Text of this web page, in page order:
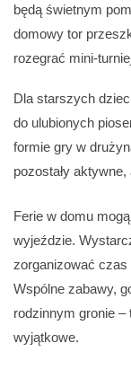
będą świetnym
domowy tor
rozegrać mini-
Dla starszych
do ulubionych
formie gry w
pozostały
Ferie w domu
wyjeździe.
zorganizować czas
Wspólne zabawy,
rodzinnym gronie
wyjątkowe.